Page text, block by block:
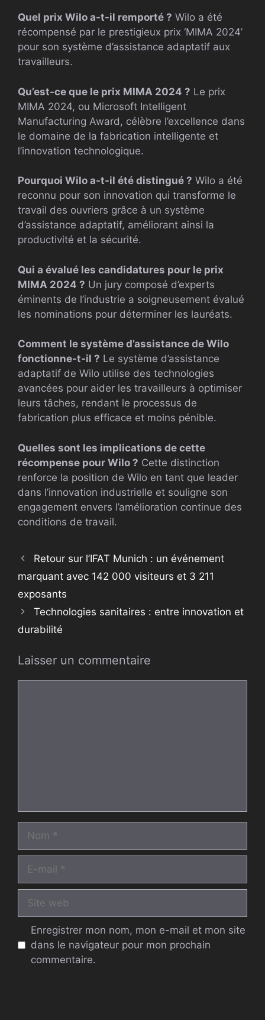
Quel prix Wilo a-t-il remporté ? Wilo a été
récompensé par le prestigieux prix ‘MIMA 2024’
pour son système d’assistance adaptatif aux
travailleurs.
Qu’est-ce que le prix MIMA 2024 ? Le prix
MIMA 2024, ou Microsoft Intelligent
Manufacturing Award, célèbre l’excellence dans
le domaine de la fabrication intelligente et
l’innovation technologique.
Pourquoi Wilo a-t-il été distingué ? Wilo a été
reconnu pour son innovation qui transforme le
travail des ouvriers grâce à un système
d’assistance adaptatif, améliorant ainsi la
productivité et la sécurité.
Qui a évalué les candidatures pour le prix
MIMA 2024 ? Un jury composé d’experts
éminents de l’industrie a soigneusement évalué
les nominations pour déterminer les lauréats.
Comment le système d’assistance de Wilo
fonctionne-t-il ? Le système d’assistance
adaptatif de Wilo utilise des technologies
avancées pour aider les travailleurs à optimiser
leurs tâches, rendant le processus de
fabrication plus efficace et moins pénible.
Quelles sont les implications de cette
récompense pour Wilo ? Cette distinction
renforce la position de Wilo en tant que leader
dans l’innovation industrielle et souligne son
engagement envers l’amélioration continue des
conditions de travail.
Retour sur l’IFAT Munich : un événement
marquant avec 142 000 visiteurs et 3 211
exposants
Technologies sanitaires : entre innovation et
durabilité
Laisser un commentaire
Enregistrer mon nom, mon e-mail et mon site
dans le navigateur pour mon prochain
commentaire.